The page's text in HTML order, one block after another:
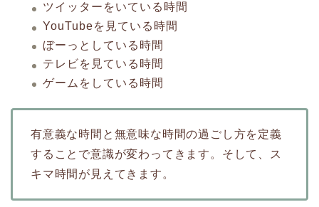
ツイッターをいている時間
YouTubeを見ている時間
ぼーっとしている時間
テレビを見ている時間
ゲームをしている時間
有意義な時間と無意味な時間の過ごし方を定義
することで意識が変わってきます。そして、ス
キマ時間が見えてきます。